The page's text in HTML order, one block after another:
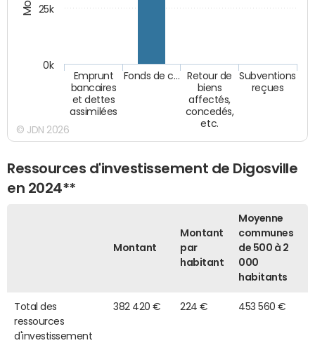
Emprunt
bancaires
et dettes
assimilées
Fonds de c…
Retour de
biens
affectés,
concedés,
etc.
Subventions
reçues
0k
25k
© JDN 2026
Ressources d'investissement de Digosville
en 2024**
Montant
Montant
par
habitant
Moyenne
communes
de 500 à 2
000
habitants
Total des
ressources
d'investissement
382 420 € 224 € 453 560 €